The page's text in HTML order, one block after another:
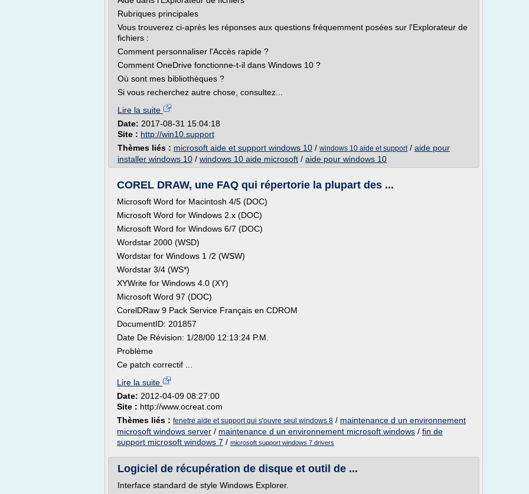
Rubriques principales
Vous trouverez ci-après les réponses aux questions fréquemment posées sur l'Explorateur de
fichiers :
Comment personnaliser l'Accès rapide ?
Comment OneDrive fonctionne-t-il dans Windows 10 ?
Où sont mes bibliothèques ?
Si vous recherchez autre chose, consultez...
Lire la suite
Date: 2017-08-31 15:04:18
Site : http://win10.support
Thèmes liés : microsoft aide et support windows 10 / windows 10 aide et support/ aide pour
installer windows 10 / windows 10 aide microsoft / aide pour windows 10
COREL DRAW, une FAQ qui répertorie la plupart des ...
Microsoft Word for Macintosh 4/5 (DOC)
Microsoft Word for Windows 2.x (DOC)
Microsoft Word for Windows 6/7 (DOC)
Wordstar 2000 (WSD)
Wordstar for Windows 1 /2 (WSW)
Wordstar 3/4 (WS*)
XYWrite for Windows 4.0 (XY)
Microsoft Word 97 (DOC)
CorelDRaw 9 Pack Service Français en CDROM
DocumentID: 201857
Date De Révision: 1/28/00 12:13:24 P.M.
Problème
Ce patch correctif ...
Lire la suite
Date: 2012-04-09 08:27:00
Site : http://www.ocreat.com
Thèmes liés : fenetre aide et support qui s'ouvre seul windows 8 / maintenance d un environnement
microsoft windows server / maintenance d un environnement microsoft windows / fin de
support microsoft windows 7 / microsoft support windows 7 drivers
Logiciel de récupération de disque et outil de ...
Interface standard de style Windows Explorer.